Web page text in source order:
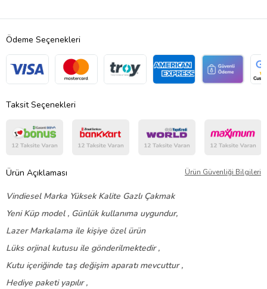
Ödeme Seçenekleri
Taksit Seçenekleri
Ürün Açıklaması Ürün Güvenliği Bilgileri
Vindiesel Marka Yüksek Kalite Gazlı Çakmak
Yeni Küp model , Günlük kullanıma uygundur,
Lazer Markalama ile kişiye özel ürün
Lüks orjinal kutusu ile gönderilmektedir ,
Kutu içeriğinde taş değişim aparatı mevcuttur ,
Hediye paketi yapılır ,